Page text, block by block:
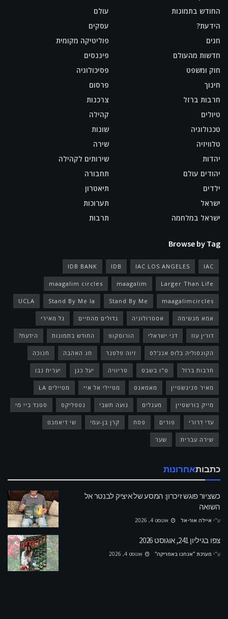
החודש בתמונות
הידעת?
חגים
חדשות מהעולם
חוק ומשפט
חינוך
חרבות ברזל
טיולים
טכנולוגיה
טלוויזיה
יהדות
יהודים עולם
ילדים
ישראל
ישראל במלחמה
עולם
עסקים
פוליטיקה מקומית
פיננסים
פסיכולוגיה
פרסום
צרכנות
קהילה
שונות
שירה
שירותים לקהילה
תחבורה
תיאטרון
תערוכות
תרבות
Browse by Tag
IAC
IAC LOS ANGELES
IDB
IDB BANK
Larger Than Life
maagalim
maagalim circles
maagalimcircles
Stand By Me
Stand By Me la
UCLA
אמא מגשימה אסטרולוגיה גדולים מהחיים גל מאירי
דורין עוז דני ישראלי הורוסקופ החודש בתמונות הידעת?
הקונסוליה בלוס אנג'לס זיוה פלטנר חג האהבה חנוכה
חרבות ברזל ט"ו בשבט טריוויה יעל כגן יערית נבו
מאיר פניגשטיין מאמאנט מטיילי אל איי מטיילים LA
מייק בורשטיין מעגלים נועה תשבי נטפליקס סטנד ביי מי
עדי דרורי פורים פסח קרן בן-עמי שי דיאמנט
שירה עברית שער
כתבותאחרונות
כשציור פוגש זיכרון: המסע של איציק לבנטר אל
השואה
ע"י איילה אור-אל אוגוסט 4, 2026
צפו בגיליון 241, אוגוסט 2026
ע"י מערכת "אנחנו באמריקה" אוגוסט 4, 2026